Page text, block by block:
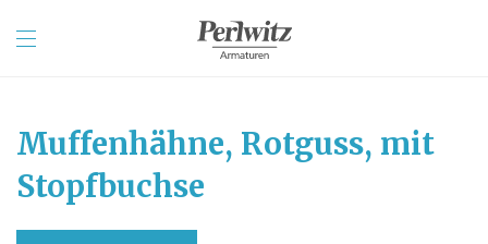
Muffenhähne, Rotguss, mit
Stopfbuchse